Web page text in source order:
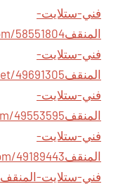
فني-ستلايت-
المنقف
فني-ستلايت-
المنقف
فني-ستلايت-
المنقف
فني-ستلايت-
المنقف
فني-ستلايت-المنقف